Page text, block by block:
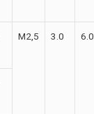
М2,5 3.0 6.0